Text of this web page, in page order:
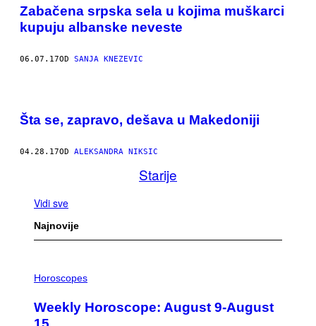
Zabačena srpska sela u kojima muškarci
kupuju albanske neveste
06.07.17OD SANJA KNEZEVIC
Šta se, zapravo, dešava u Makedoniji
04.28.17OD ALEKSANDRA NIKSIC
Starije
Vidi sve
Najnovije
L
S
T
Horoscopes
Weekly Horoscope: August 9-August